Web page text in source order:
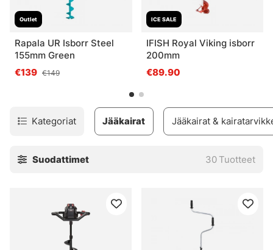
Outlet
Rapala UR Isborr Steel
155mm Green
€139 €149
ICE SALE
IFISH Royal Viking isborr
200mm
€89.90
Kategoriat Jääkairat &
Jääkairat
Suodattimet 30 Tuotteet